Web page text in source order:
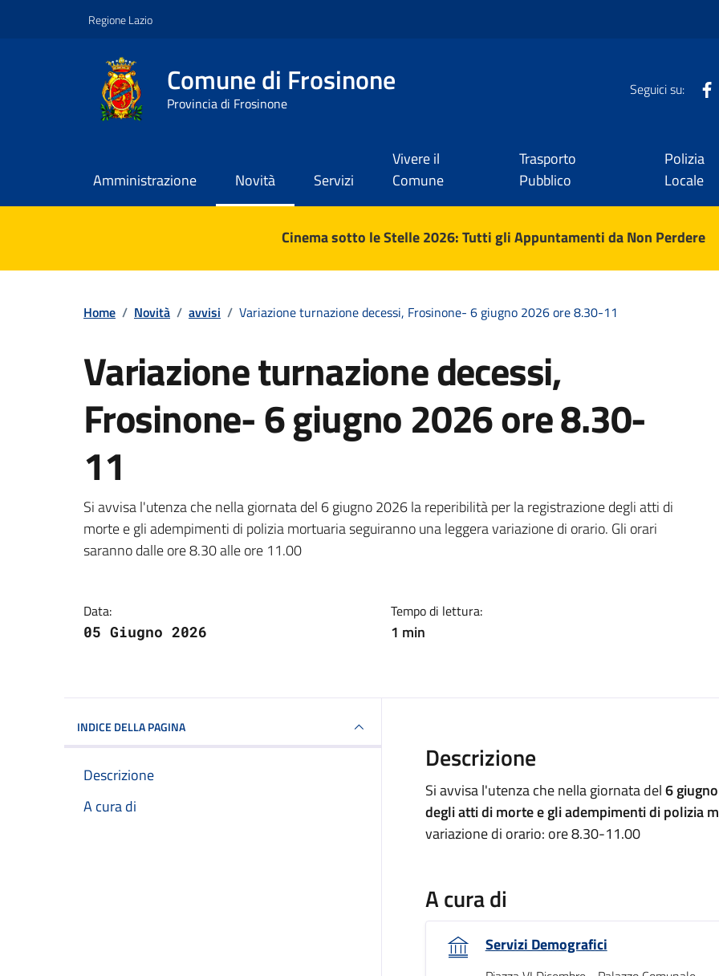
Regione Lazio
Comune di Frosinone
Provincia di Frosinone
Seguici su:
Amministrazione Novità Servizi
Vivere il
Comune
Trasporto
Pubblico
Polizia
Locale
Contenuti in evidenzaCinema sotto le Stelle 2026: Tutti gli Appuntamenti da Non Perdere
Home / Novità / avvisi / Variazione turnazione decessi, Frosinone- 6 giugno 2026 ore 8.30-11
Variazione turnazione decessi,
Frosinone- 6 giugno 2026 ore 8.30-
11
Dettagli della notizia
Si avvisa l'utenza che nella giornata del 6 giugno 2026 la reperibilità per la registrazione degli atti di
morte e gli adempimenti di polizia mortuaria seguiranno una leggera variazione di orario. Gli orari
saranno dalle ore 8.30 alle ore 11.00
Data:
05 Giugno 2026
Tempo di lettura:
1 min
INDICE DELLA PAGINA
Descrizione
A cura di
Descrizione
Si avvisa l'utenza che nella giornata del6
degli atti di morte e gli adempimenti di polizia
variazione di orario: ore 8.30-11.00
A cura di
Servizi Demografici